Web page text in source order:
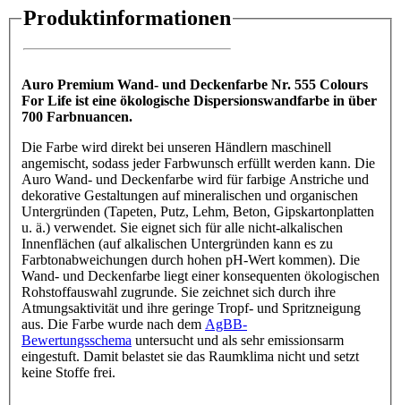
Produktinformationen
Auro Premium Wand- und Deckenfarbe Nr. 555 Colours
For Life ist eine ökologische Dispersionswandfarbe in über
700 Farbnuancen.
Die Farbe wird direkt bei unseren Händlern maschinell
angemischt, sodass jeder Farbwunsch erfüllt werden kann. Die
Auro Wand- und Deckenfarbe wird für farbige Anstriche und
dekorative Gestaltungen auf mineralischen und organischen
Untergründen (Tapeten, Putz, Lehm, Beton, Gipskartonplatten
u. ä.) verwendet. Sie eignet sich für alle nicht-alkalischen
Innenflächen (auf alkalischen Untergründen kann es zu
Farbtonabweichungen durch hohen pH-Wert kommen). Die
Wand- und Deckenfarbe liegt einer konsequenten ökologischen
Rohstoffauswahl zugrunde. Sie zeichnet sich durch ihre
Atmungsaktivität und ihre geringe Tropf- und Spritzneigung
aus. Die Farbe wurde nach dem AgBB-
Bewertungsschema untersucht und als sehr emissionsarm
eingestuft. Damit belastet sie das Raumklima nicht und setzt
keine Stoffe frei.